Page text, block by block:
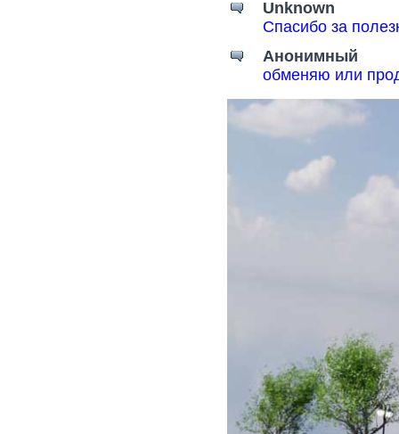
Unknown
Спасибо за
Анонимный
обменяю или